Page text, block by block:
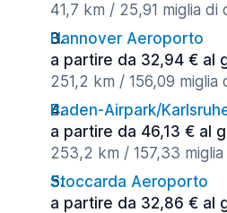
41,7 km / 25,91 miglia di
Hannover Aeroporto
a partire da 32,94 € al
251,2 km / 156,09 miglia
Baden-Airpark/
a partire da 46,13 € al
253,2 km / 157,33
Stoccarda Aeroporto
a partire da 32,86 € al